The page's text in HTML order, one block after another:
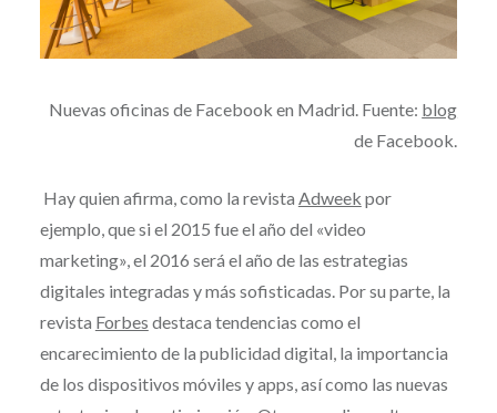
Nuevas oficinas de Facebook en Madrid. Fuente: blog
de Facebook.
Hay quien afirma, como la revista Adweek por
ejemplo, que si el 2015 fue el año del «video
marketing», el 2016 será el año de las estrategias
digitales integradas y más sofisticadas. Por su parte, la
revista Forbes destaca tendencias como el
encarecimiento de la publicidad digital, la importancia
de los dispositivos móviles y apps, así como las nuevas